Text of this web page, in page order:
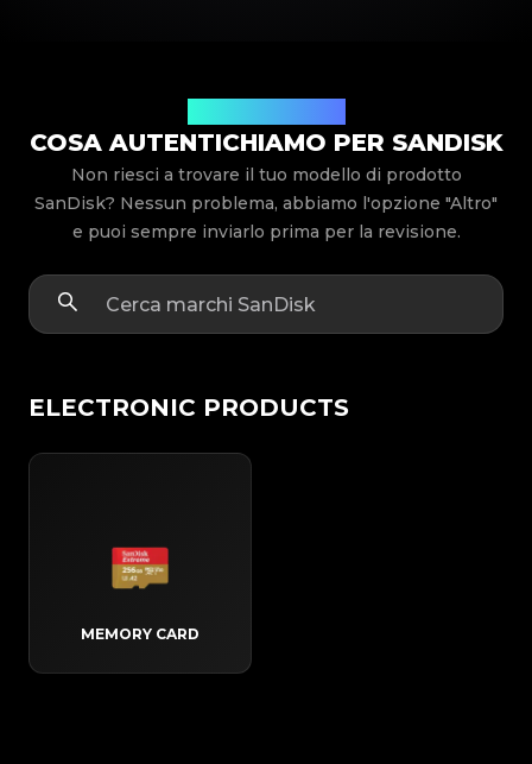
COSA AUTENTICHIAMO PER SANDISK
Non riesci a trovare il tuo modello di prodotto
SanDisk? Nessun problema, abbiamo l'opzione "Altro"
e puoi sempre inviarlo prima per la revisione.
ELECTRONIC PRODUCTS
MEMORY CARD